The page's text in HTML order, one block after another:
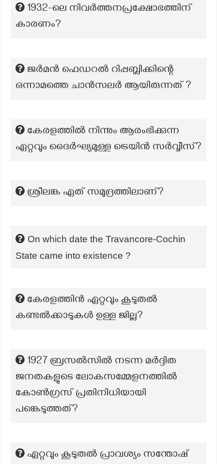
1932-ലെ നിവര്‍ത്തനപ്രക്ഷോഭത്തിന്
കാരണം?
ജർമൻ ഫെഡറൽ റിപ്പബ്ലിക്കിന്റെ
ഒന്നാമത്തെ ചാൻസലർ ആയിരുന്നത് ?
കേരളത്തില്‍ നിന്നും ആരംഭിക്കുന്ന
ഏറ്റവും ദൈർഘ്യമുള്ള ട്രെയിൻ സർവ്വീസ്?
ശ്രീലങ്ക ഏത് സമുദ്രത്തിലാണ്?
On which date the Travancore-Cochin
State came into existence ?
കേരളത്തിന്‍ ഏറ്റവും കൂടുതല്‍
കണ്ടല്‍ക്കാടുകള്‍ ഉള്ള ജില്ല?
1927 ബ്രസൽസിൽ നടന്ന മർദ്ദിത
ജനതകളുടെ ലോകസമ്മേളനത്തിൽ
കോൺഗ്രസ് പ്രതിനിധിയായി
പങ്കെടുത്തത്?
ഏറ്റവും കൂടുതൽ പ്രാവശ്യം സന്തോഷ്